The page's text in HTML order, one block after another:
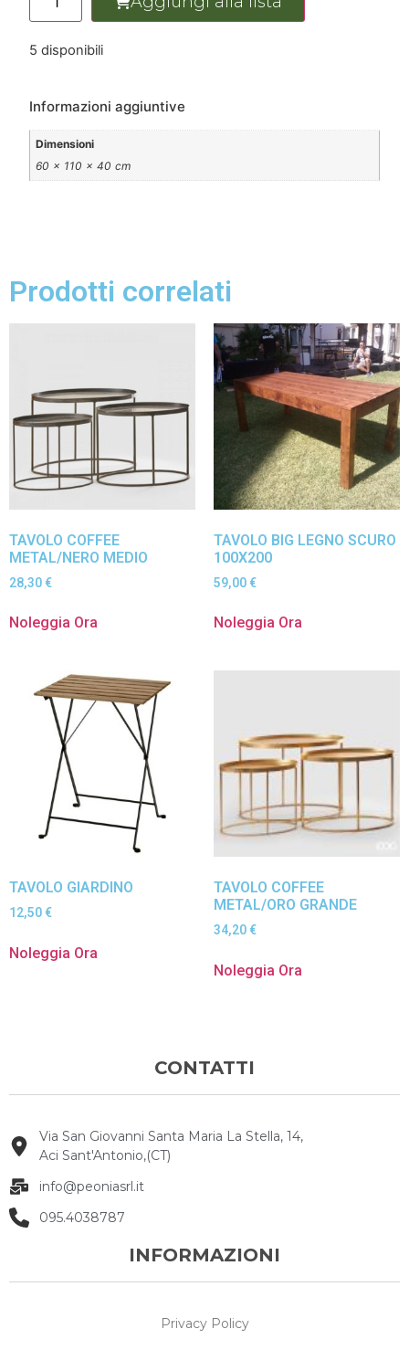
5 disponibili
Informazioni aggiuntive
Dimensioni
60 × 110 × 40 cm
Prodotti correlati
TAVOLO COFFEE
METAL/NERO MEDIO
28,30 €
Noleggia Ora
TAVOLO BIG LEGNO SCURO
100X200
59,00 €
Noleggia Ora
TAVOLO GIARDINO
12,50 €
Noleggia Ora
TAVOLO COFFEE
METAL/ORO GRANDE
34,20 €
Noleggia Ora
CONTATTI
Via San Giovanni Santa Maria La Stella, 14,
Aci Sant'Antonio,(CT)
info@peoniasrl.it
095.4038787
INFORMAZIONI
Privacy Policy